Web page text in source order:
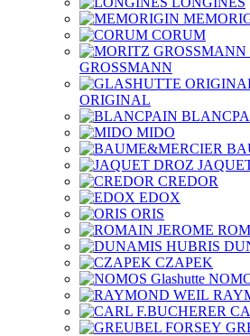
CORUM
GROSSMANN
ORIGINAL
MIDO
CREDOR
EDOX
ORIS
CZAPEK